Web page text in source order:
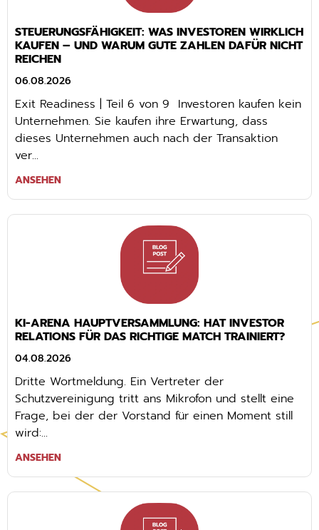
STEUERUNGSFÄHIGKEIT: WAS INVESTOREN WIRKLICH
KAUFEN – UND WARUM GUTE ZAHLEN DAFÜR NICHT
REICHEN
06.08.2026
Exit Readiness | Teil 6 von 9 Investoren kaufen kein
Unternehmen. Sie kaufen ihre Erwartung, dass
dieses Unternehmen auch nach der Transaktion
ver...
ANSEHEN
KI-ARENA HAUPTVERSAMMLUNG: HAT INVESTOR
RELATIONS FÜR DAS RICHTIGE MATCH TRAINIERT?
04.08.2026
Dritte Wortmeldung. Ein Vertreter der
Schutzvereinigung tritt ans Mikrofon und stellt eine
Frage, bei der der Vorstand für einen Moment still
wird:...
ANSEHEN